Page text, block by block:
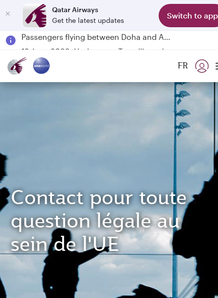
Qatar Airways
Get the latest updates
Switch to app
Passengers flying between Doha and Auckland on QR914 and QR915
18 June 2026: Updates on Travelling with Power Banks
FR
Contact pour toute
question légale au
sein de l'UE